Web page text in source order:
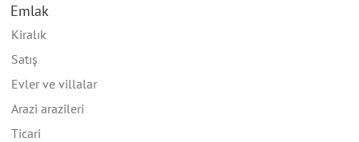
Emlak
Kiralık
Satış
Evler ve villalar
Arazi arazileri
Ticari